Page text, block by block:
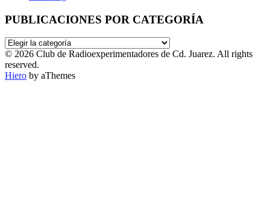
PUBLICACIONES POR CATEGORÍA
PUBLICACIONES
POR
CATEGORÍA
© 2026 Club de Radioexperimentadores de Cd. Juarez. All rights
reserved.
Hiero by aThemes